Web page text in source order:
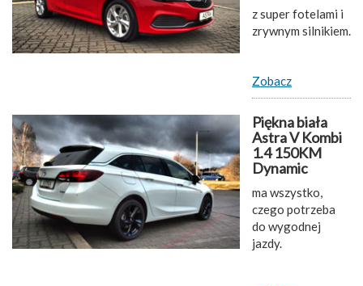
z super fotelami i
zrywnym silnikiem.
Zobacz
Piękna biała
Astra V Kombi
1.4 150KM
Dynamic
ma wszystko,
czego potrzeba
do wygodnej
jazdy.